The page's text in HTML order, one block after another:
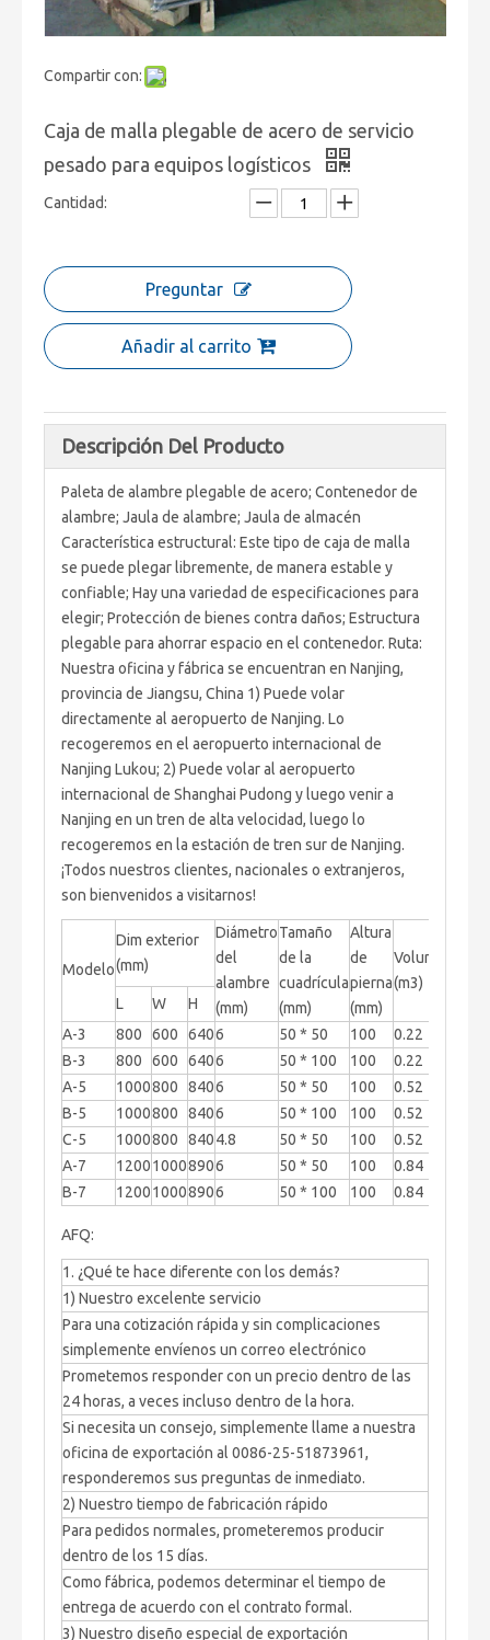
Compartir con:
Caja de malla plegable de acero de servicio
pesado para equipos logísticos
Cantidad:
Preguntar
Añadir al carrito
Descripción Del Producto
Paleta de alambre plegable de acero; Contenedor de
alambre; Jaula de alambre; Jaula de almacén
Característica estructural: Este tipo de caja de malla
se puede plegar libremente, de manera estable y
confiable; Hay una variedad de especificaciones para
elegir; Protección de bienes contra daños; Estructura
plegable para ahorrar espacio en el contenedor. Ruta:
Nuestra oficina y fábrica se encuentran en Nanjing,
provincia de Jiangsu, China 1) Puede volar
directamente al aeropuerto de Nanjing. Lo
recogeremos en el aeropuerto internacional de
Nanjing Lukou; 2) Puede volar al aeropuerto
internacional de Shanghai Pudong y luego venir a
Nanjing en un tren de alta velocidad, luego lo
recogeremos en la estación de tren sur de Nanjing.
¡Todos nuestros clientes, nacionales o extranjeros,
son bienvenidos a visitarnos!
Modelo
Dim exterior
(mm)
Diámetro
del
alambre
(mm)
Tamaño
de la
cuadrícula
(mm)
Altura
de
pierna
(mm)
Volumen
(m3)
L W
H
A-3
800 600 6406 50 * 50 100 0.22
B-3
800 600 6406 50 * 100 100 0.22
A-5
1000800 8406 50 * 50 100 0.52
B-5
1000800 8406 50 * 100 100 0.52
C-5
1000800 8404.8 50 * 50 100 0.52
A-7
120010008906 50 * 50 100 0.84
B-7
120010008906 50 * 100 100 0.84
AFQ:
1. ¿Qué te hace diferente con los demás?
1) Nuestro excelente servicio
Para una cotización rápida y sin complicaciones
simplemente envíenos un correo electrónico
Prometemos responder con un precio dentro de las
24 horas, a veces incluso dentro de la hora.
Si necesita un consejo, simplemente llame a nuestra
oficina de exportación al 0086-25-51873961,
responderemos sus preguntas de inmediato.
2) Nuestro tiempo de fabricación rápido
Para pedidos normales, prometeremos producir
dentro de los 15 días.
Como fábrica, podemos determinar el tiempo de
entrega de acuerdo con el contrato formal.
3) Nuestro diseño especial de exportación